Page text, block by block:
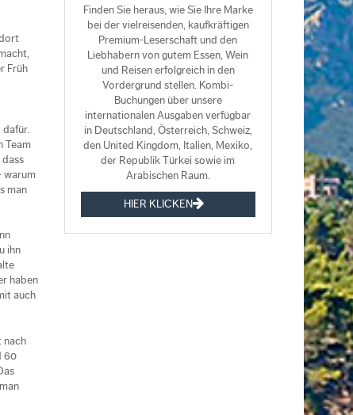
Früh
Team
dass
warum
man
ihn
haben
auch
nach
60
Finden Sie heraus, wie Sie Ihre Marke
bei der vielreisenden, kaufkräftigen
Premium-Leserschaft und den
Liebhabern von gutem Essen, Wein
und Reisen erfolgreich in den
Vordergrund stellen. Kombi-
Buchungen über unsere
internationalen Ausgaben verfügbar
in Deutschland, Österreich, Schweiz,
den United Kingdom, Italien, Mexiko,
der Republik Türkei sowie im
Arabischen Raum.
HIER KLICKEN